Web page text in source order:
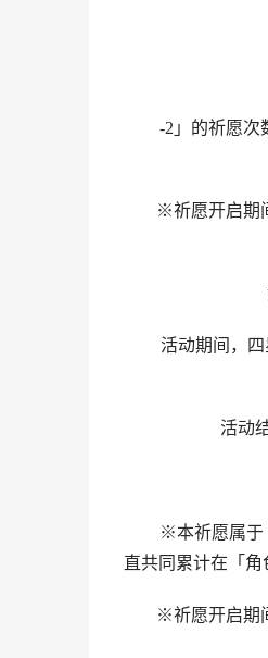
-2」的祈愿次数
※祈愿开启期间
活
活动期间，四星
活动结
※本祈愿属于「
直共同累计在「角
※祈愿开启期间